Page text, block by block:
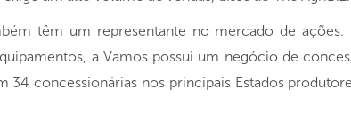
têm um representante no mercado de
a Vamos possui um negócio de
34 concessionárias nos principais Estados